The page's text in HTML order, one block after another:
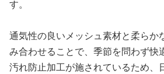
す。
通気性の良いメッシュ素材と柔らか
み合わせることで、季節を問わず快
汚れ防止加工が施されているため、